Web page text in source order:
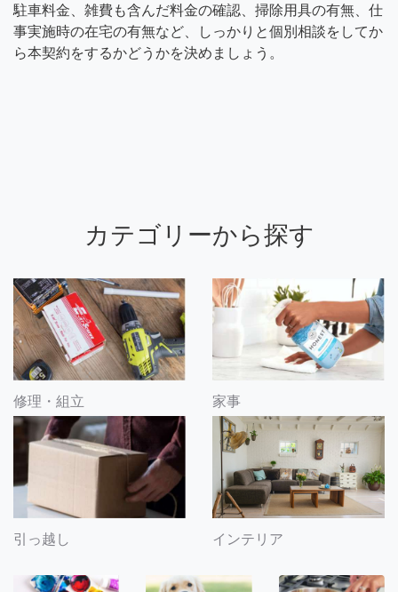
駐車料金、雑費も含んだ料金の確認、掃除用具の有無、仕
事実施時の在宅の有無など、しっかりと個別相談をしてか
ら本契約をするかどうかを決めましょう。
カテゴリーから探す
修理・組立 家事
引っ越し インテリア